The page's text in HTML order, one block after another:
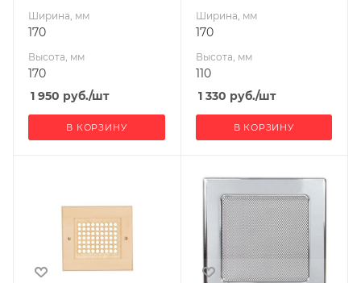
Ширина, мм
170
Высота, мм
170
1 950 руб./шт
В КОРЗИНУ
Ширина, мм
170
Высота, мм
110
1 330 руб./шт
В КОРЗИНУ
Высота, мм
215
Ширина, мм
Высота, мм
170